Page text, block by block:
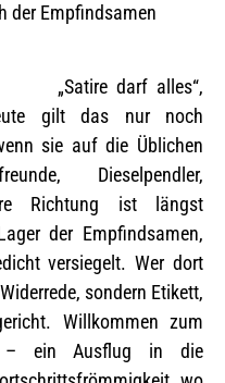
der Empfindsamen
„Satire darf alles“,
gilt das nur noch
sie auf die Üblichen
Dieselpendler,
Richtung ist längst
der Empfindsamen,
versiegelt. Wer dort
sondern Etikett,
Willkommen zum
– ein Ausflug in die